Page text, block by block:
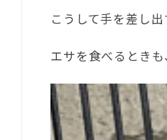
こうして手を差し出
エサを食べるとき